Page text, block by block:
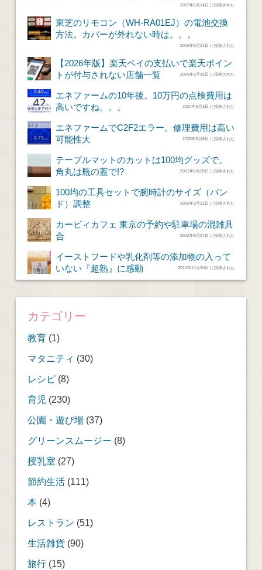
2017年1月14日 に投稿された
東芝のリモコン（WH-RA01EJ）の電池交換
方法。カバーが外れない時は。。。
2016年6月21日 に投稿された
【2026年版】楽天ペイの支払いで楽天ポイン
トが付与されない店舗一覧
2026年2月25日 に投稿された
エネファームの10年後。10万円の点検費用は
高いですね。。。
2024年6月3日 に投稿された
エネファームでC2F2エラー。修理費用は高い
可能性大
2025年8月6日 に投稿された
テーブルマットのカットは100均グッズで。
角丸は瓶の蓋で!?
2021年6月26日 に投稿された
100均の工具セットで腕時計のサイズ（バン
ド）調整
2026年2月22日 に投稿された
カービィカフェ 東京の予約や駐車場の混雑具
合
2022年8月27日 に投稿された
イーストフードや乳化剤等の添加物の入って
いない『超熟』に感動
2013年11月20日 に投稿された
カテゴリー
教育(1)
マタニティ (30)
レシピ(8)
育児 (230)
公園・遊び場(37)
グリーンスムージー (8)
授乳室 (27)
節約生活(111)
本(4)
レストラン (51)
生活雑貨(90)
旅行(15)